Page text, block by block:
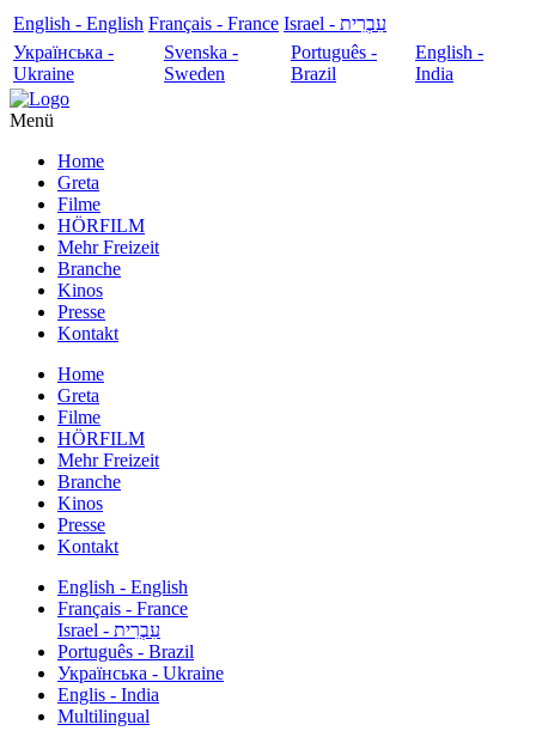
English - English Français - France
עִבְרִית - Israel
Українська -
Ukraine
Svenska -
Sweden
Português -
Brazil
English -
India
Menü
Home
Greta
Filme
HÖRFILM
Mehr Freizeit
Branche
Kinos
Presse
Kontakt
Home
Greta
Filme
HÖRFILM
Mehr Freizeit
Branche
Kinos
Presse
Kontakt
English - English
Français - France
עִבְרִית - Israel
Português - Brazil
Українська - Ukraine
Englis - India
Multilingual